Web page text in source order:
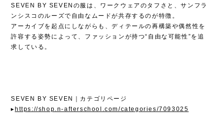
SEVEN BY SEVENの服は、ワークウェアのタフさと、サンフラ
ンシスコのルーズで自由なムードが共存するのが特徴。
アーカイブを起点にしながらも、ディテールの再構築や偶然性を
許容する姿勢によって、ファッションが持つ“自由な可能性”を追
求している。
SEVEN BY SEVEN｜カテゴリページ
▸https://shop.n-afterschool.com/categories/7093025